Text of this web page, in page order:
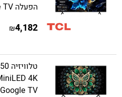
הפעלה Google TV – משלוח חינם
4,182
₪
Google TV – משלוח חינם